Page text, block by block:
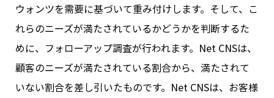
ウォンツを需要に基づいて重み付けします。そして、こ
れらのニーズが満たされているかどうかを判断するた
めに、フォローアップ調査が行われます。Net CNSは、
顧客のニーズが満たされている割合から、満たされて
いない割合を差し引いたものです。Net CNSは、お客様